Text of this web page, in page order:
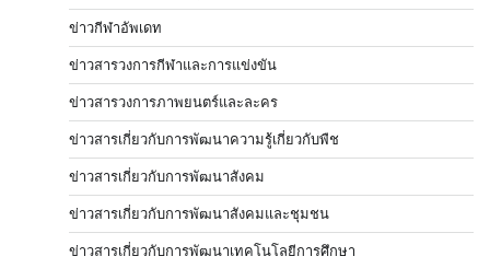
ข่าวกีฬาอัพเดท
ข่าวสารวงการกีฬาและการแข่งขัน
ข่าวสารวงการภาพยนตร์และละคร
ข่าวสารเกี่ยวกับการพัฒนาความรู้เกี่ยวกับพืช
ข่าวสารเกี่ยวกับการพัฒนาสังคม
ข่าวสารเกี่ยวกับการพัฒนาสังคมและชุมชน
ข่าวสารเกี่ยวกับการพัฒนาเทคโนโลยีการศึกษา